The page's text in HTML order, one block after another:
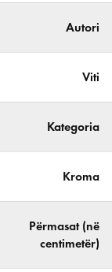
Autori
Viti
Kategoria
Kroma
Përmasat (në
centimetër)